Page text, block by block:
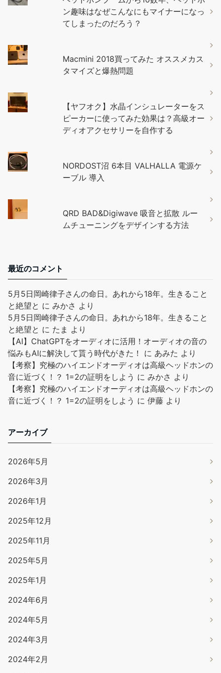
ン趣味はなぜこんなにもマイナーになっ
てしまったのだろう？
Macmini 2018買ってみた オススメカス
タマイズと爆熱問題
【ヤフオク】水晶インシュレーターをス
ピーカーに使ってみた効果は？高級オー
ディオアクセサリーを自作する
NORDOST沼 6本目 VALHALLA 電源ケ
ーブル 導入
QRD BAD&Digiwave 吸音と拡散 ルー
ムチューニングをデザインする方法
最近のコメント
5月5日岡崎律子さんの命日。あれから18年。生きること
と絶望と に みかさ より
5月5日岡崎律子さんの命日。あれから18年。生きること
と絶望と に たま より
【AI】ChatGPTをオーディオに活用！オーディオの音の
悩みもAIに解決して貰う時代がきた！
に あみた より
【考察】究極のハイエンドオーディオは高級ヘッドホンの
音に近づく！？ 1=2の証明をしよう に みかさ より
【考察】究極のハイエンドオーディオは高級ヘッドホンの
音に近づく！？ 1=2の証明をしよう に 伊藤 より
アーカイブ
2026年5月
2026年3月
2026年1月
2025年12月
2025年11月
2025年5月
2025年1月
2024年6月
2024年5月
2024年3月
2024年2月